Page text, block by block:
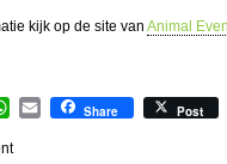
kijk op de site van Animal
WhatsApp
EmailShare Post